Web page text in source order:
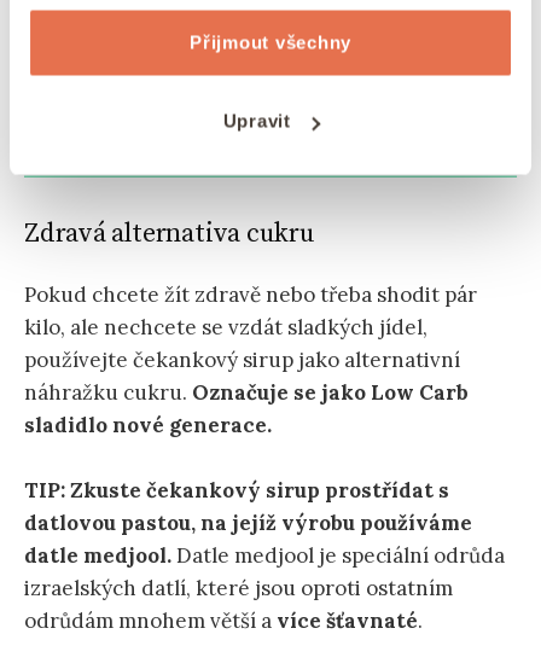
Přijmout všechny
Upravit
sirupu je sladká chuť podobná sladivosti medu
nebo klasického bílého cukru.
Zajímají vás další alternativy cukru?
Zdravá alternativa cukru
Pokud chcete žít zdravě nebo třeba shodit pár
kilo, ale nechcete se vzdát sladkých jídel,
používejte čekankový sirup jako alternativní
náhražku cukru. Označuje se jako Low Carb
sladidlo nové generace.
TIP: Zkuste čekankový sirup prostřídat s
datlovou pastou, na jejíž výrobu používáme
datle medjool.Datle medjool je speciální odrůda
izraelských datlí, které jsou oproti ostatním
odrůdám mnohem větší a více šťavnaté.